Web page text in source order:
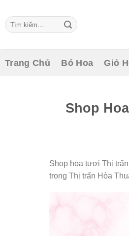
Tìm
kiếm:
Trang Chủ Bó Hoa Giỏ
Shop
Shop hoa tươi Thị
trong Thị trấn Hòa